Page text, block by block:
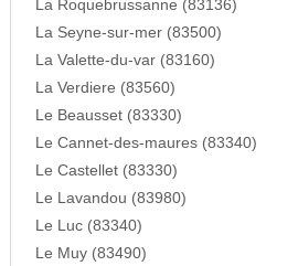
La Roquebrussanne (83136)
La Seyne-sur-mer (83500)
La Valette-du-var (83160)
La Verdiere (83560)
Le Beausset (83330)
Le Cannet-des-maures (83340)
Le Castellet (83330)
Le Lavandou (83980)
Le Luc (83340)
Le Muy (83490)